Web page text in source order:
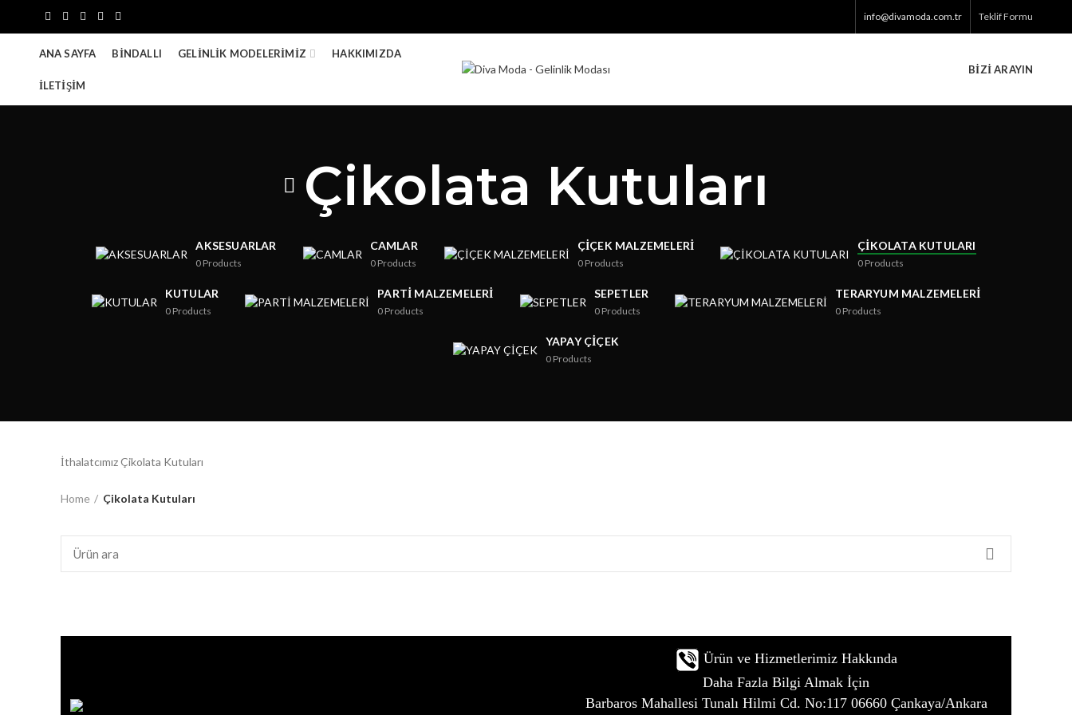
info@divamoda.com.tr Teklif Formu
ANA SAYFA BINDALLI GELINLIK MODELERIMIZ HAKKIMIZDA
İLETIŞIM
BIZI ARAYIN
Çikolata Kutuları
AKSESUARLAR
0 Products
CAMLAR
0 Products
ÇIÇEK MALZEMELERI
0 Products
ÇIKOLATA KUTULARI
0 Products
KUTULAR
0 Products
PARTI MALZEMELERI
0 Products
SEPETLER
0 Products
TERARYUM MALZEMELERI
0 Products
YAPAY ÇIÇEK
0 Products
İthalatcımız Çikolata Kutuları
Home Çikolata Kutuları
Ürün ve Hizmetlerimiz Hakkında
Daha Fazla Bilgi Almak İçin
Barbaros Mahallesi Tunalı Hilmi Cd. No:117 06660 Çankaya/Ankara